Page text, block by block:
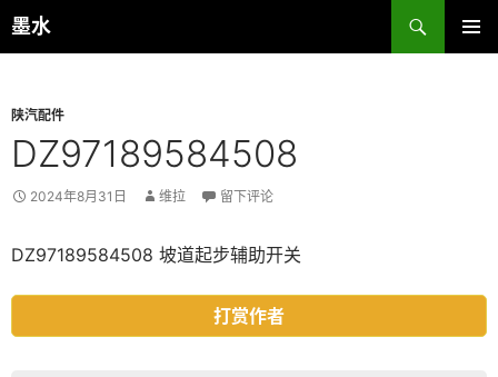
跳
至
墨水
搜
索
陕汽配件
DZ97189584508
2024年8月31日 维拉 留下评论
DZ97189584508 坡道起步辅助开关
打赏作者